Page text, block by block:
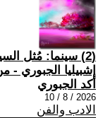
(2) سينما: مُثل
إشبيليا الجبوري -
أكد الجبوري
2026 / 8 / 10
الادب والفن